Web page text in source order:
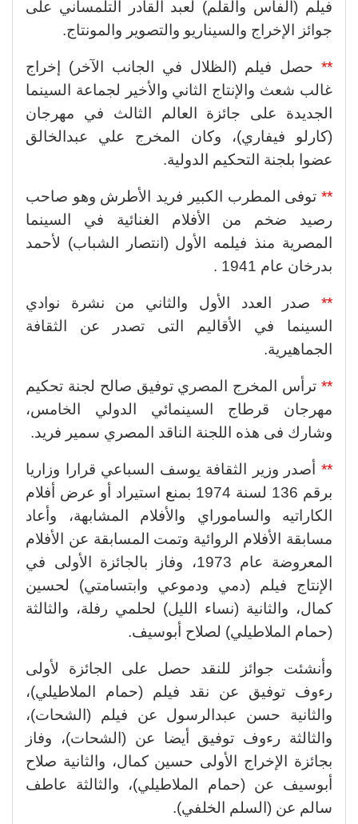
فيلم (الفأس والقلم) لعبد القادر التلمساني على
جوائز الإخراج والسيناريو والتصوير والمونتاج.
** حصل فيلم (الظلال في الجانب الآخر) إخراج
غالب شعث والإنتاج الثاني والأخير لجماعة السينما
الجديدة على جائزة العالم الثالث في مهرجان
(كارلو فيفاري)، وكان المخرج علي عبدالخالق
عضوا بلجنة التحكيم الدولية.
** توفى المطرب الكبير فريد الأطرش وهو صاحب
رصيد ضخم من الأفلام الغنائية في السينما
المصرية منذ فيلمه الأول (انتصار الشباب) لأحمد
بدرخان عام 1941 .
** صدر العدد الأول والثاني من نشرة نوادي
السينما في الأقاليم التى تصدر عن الثقافة
الجماهيرية.
** ترأس المخرج المصري توفيق صالح لجنة تحكيم
مهرجان قرطاج السينمائي الدولي الخامس،
وشارك فى هذه اللجنة الناقد المصري سمير فريد.
**
أصدر وزير الثقافة يوسف السباعي قرارا وزاريا
برقم 136 لسنة 1974 بمنع استيراد أو عرض أفلام
الكاراتيه والساموراي والأفلام المشابهة، وأعاد
مسابقة الأفلام الروائية وتمت المسابقة عن الأفلام
المعروضة عام 1973، وفاز بالجائزة الأولى في
الإنتاج فيلم (دمي ودموعي وابتسامتي) لحسين
كمال، والثانية (نساء الليل) لحلمي رفلة، والثالثة
(حمام الملاطيلي) لصلاح أبوسيف.
وأنشئت جوائز للنقد حصل على الجائزة لأولى
رءوف توفيق عن نقد فيلم (حمام الملاطيلي)،
والثانية حسن عبدالرسول عن فيلم (الشحات)،
والثالثة رءوف توفيق أيضا عن (الشحات)، وفاز
بجائزة الإخراج الأولى حسين كمال، والثانية صلاح
أبوسيف عن (حمام الملاطيلي)، والثالثة عاطف
سالم عن (السلم الخلفي).